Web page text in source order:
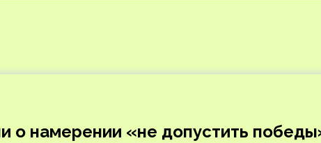
о намерении «не допустить